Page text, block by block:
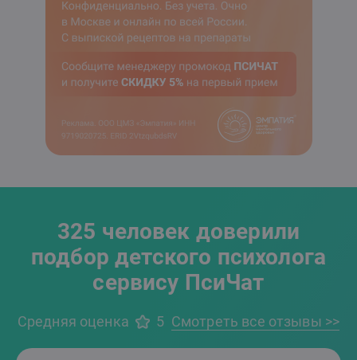
325 человек доверили
подбор детского психолога
сервису ПсиЧат
Средняя оценка 5 Смотреть все отзывы >>